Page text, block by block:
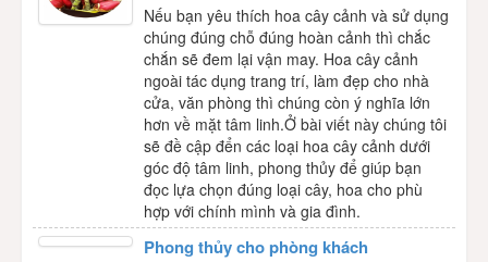
Nếu bạn yêu thích hoa cây cảnh và sử dụng
chúng đúng chỗ đúng hoàn cảnh thì chắc
chắn sẽ đem lại vận may. Hoa cây cảnh
ngoài tác dụng trang trí, làm đẹp cho nhà
cửa, văn phòng thì chúng còn ý nghĩa lớn
hơn về mặt tâm linh.Ở bài viết này chúng tôi
sẽ đề cập đển các loại hoa cây cảnh dưới
góc độ tâm linh, phong thủy để giúp bạn
đọc lựa chọn đúng loại cây, hoa cho phù
hợp với chính mình và gia đình.
Phong thủy cho phòng khách